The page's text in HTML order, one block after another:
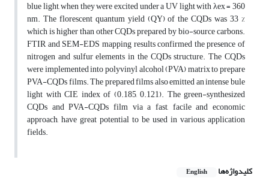
blue light, when they were excited under a UV light with λex = 360
nm. The florescent quantum yield (QY) of the CQDs was 33 %
which is higher than other CQDs prepared by bio-source carbons.
FTIR and SEM-EDS mapping results confirmed the presence of
nitrogen and sulfur elements in the CQDs structure. The CQDs
were implemented into polyvinyl alcohol (PVA) matrix to prepare
PVA-CQDs films. The prepared films also emitted an intense bule
light with CIE index of (0.185, 0.121). The green-synthesized
CQDs and PVA-CQDs film via a fast, facile and economic
approach, have great potential to be used in various application
fields.
کلیدواژه‌ها English